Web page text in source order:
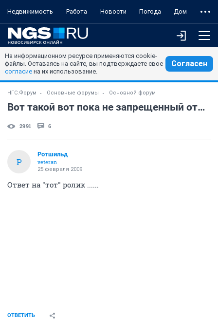
Недвижимость Работа Новости Погода Дом
На информационном ресурсе применяются cookie-
файлы. Оставаясь на сайте, вы подтверждаете свое
согласие на их использование.
Согласен
НГС.Форум Основные форумы Основной форум
Вот такой вот пока не запрещенный ответ .....
2991 6
Р
Ротшильд
veteran
25 февраля 2009
Ответ на "тот" ролик ......
ОТВЕТИТЬ